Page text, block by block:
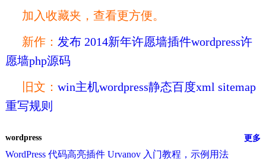
加入收藏夹，查看更方便。
新作： 发布 2014新年许愿墙插件wordpress许
愿墙php源码
旧文： win主机wordpress静态百度xml sitemap
重写规则
wordpress 更多
WordPress 代码高亮插件 Urvanov 入门教程，示例用法